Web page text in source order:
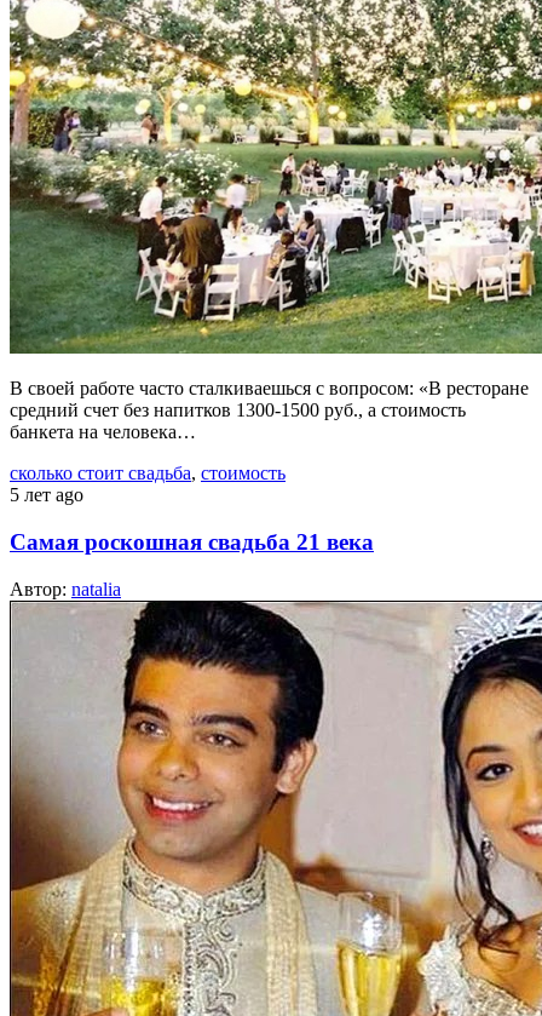
В своей работе часто сталкиваешься с вопросом: «В ресторане
средний счет без напитков 1300-1500 руб., а стоимость
банкета на человека…
сколько стоит свадьба, стоимость
5 лет ago
Самая роскошная свадьба 21 века
Автор: natalia